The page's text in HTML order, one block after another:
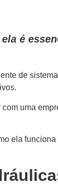
é
de
uma
ela